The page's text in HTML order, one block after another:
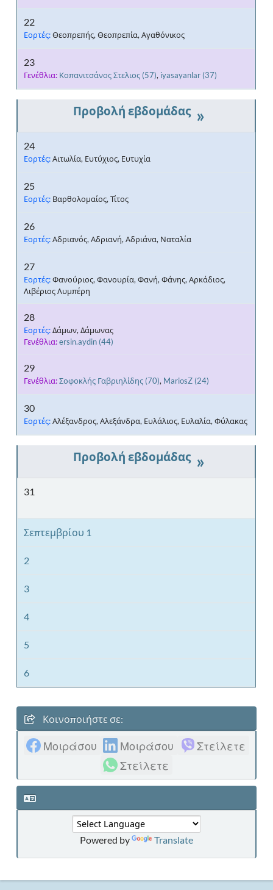
22
Εορτές:Θεοπρεπής, Θεοπρεπία, Αγαθόνικος
23
Γενέθλια: Κοπανιτσάνος Στελιος (57), iyasayanlar (37)
»
24
Εορτές:Αιτωλία, Ευτύχιος, Ευτυχία
25
Εορτές: Βαρθολομαίος, Τίτος
26
Εορτές:Αδριανός, Αδριανή, Αδριάνα, Ναταλία
27
Εορτές:Φανούριος, Φανουρία, Φανή, Φάνης, Αρκάδιος,
Λιβέριος Λυμπέρη
28
Εορτές:Δάμων, Δάμωνας
Γενέθλια:ersin.aydin (44)
29
Γενέθλια:Σοφοκλής Γαβριηλίδης (70), MariosZ (24)
30
Εορτές:Αλέξανδρος, Αλεξάνδρα, Ευλάλιος, Ευλαλία, Φύλακας
»
31
Σεπτεμβρίου 1
2
3
4
5
6
Κοινοποιήστε σε:
Μοιράσου Μοιράσου
Στείλετε
Στείλετε
Powered by Translate